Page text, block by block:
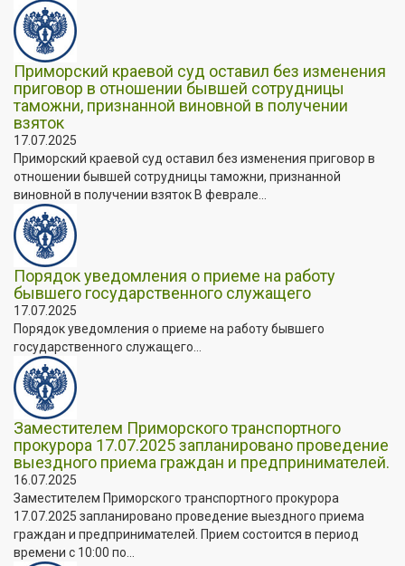
Приморский краевой суд оставил без изменения
приговор в отношении бывшей сотрудницы
таможни, признанной виновной в получении
взяток
17.07.2025
Приморский краевой суд оставил без изменения приговор в
отношении бывшей сотрудницы таможни, признанной
виновной в получении взяток В феврале...
Порядок уведомления о приеме на работу
бывшего государственного служащего
17.07.2025
Порядок уведомления о приеме на работу бывшего
государственного служащего...
Заместителем Приморского транспортного
прокурора 17.07.2025 запланировано проведение
выездного приема граждан и предпринимателей.
16.07.2025
Заместителем Приморского транспортного прокурора
17.07.2025 запланировано проведение выездного приема
граждан и предпринимателей. Прием состоится в период
времени с 10:00 по...